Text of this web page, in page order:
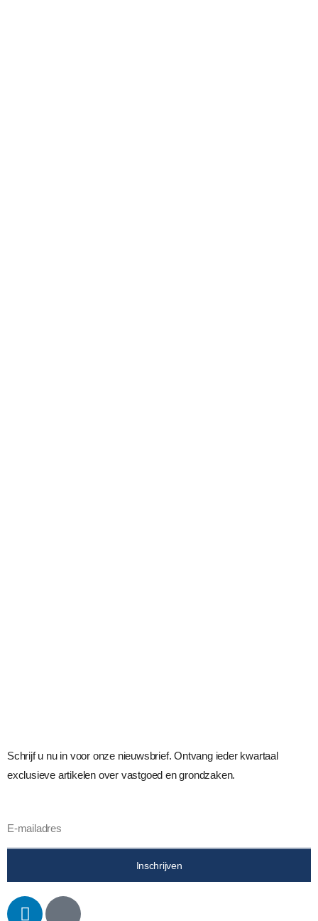
Schrijf u nu in voor onze nieuwsbrief. Ontvang ieder kwartaal
exclusieve artikelen over vastgoed en grondzaken.
Inschrijven